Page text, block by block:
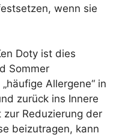
wenn sie
Doty ist dies
Sommer
Allergene“ in
zurück ins Innere
Reduzierung der
beizutragen, kann